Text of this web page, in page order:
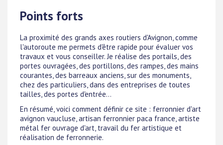
Points forts
La proximité des grands axes routiers d'Avignon, comme
l'autoroute me permets d'être rapide pour évaluer vos
travaux et vous conseiller. Je réalise des portails, des
portes ouvragées, des portillons, des rampes, des mains
courantes, des barreaux anciens, sur des monuments,
chez des particuliers, dans des entreprises de toutes
tailles, des portes d'entrée...
En résumé, voici comment définir ce site : ferronnier d'art
avignon vaucluse, artisan ferronnier paca france, artiste
métal fer ouvrage d'art, travail du fer artistique et
réalisation de ferronnerie.